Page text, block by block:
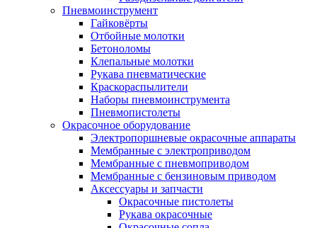
Пневмоинструмент
Гайковёрты
Отбойные молотки
Бетоноломы
Клепальные молотки
Рукава пневматические
Краскораспылители
Наборы пневмоинструмента
Пневмопистолеты
Окрасочное оборудование
Электропоршневые окрасочные аппараты
Мембранные с электроприводом
Мембранные с пневмоприводом
Мембранные с бензиновым приводом
Аксессуары и запчасти
Окрасочные пистолеты
Рукава окрасочные